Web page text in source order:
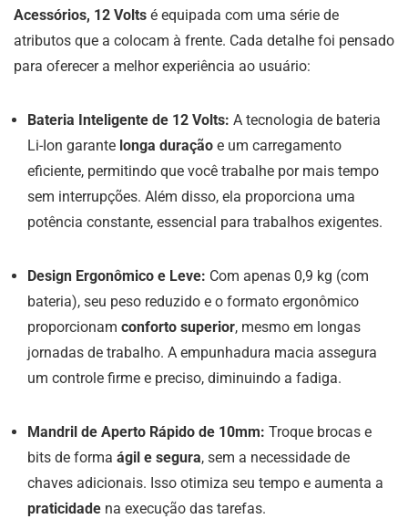
Acessórios, 12 Volts é equipada com uma série de
atributos que a colocam à frente. Cada detalhe foi pensado
para oferecer a melhor experiência ao usuário:
Bateria Inteligente de 12 Volts: A tecnologia de bateria
Li-Ion garante longa duração e um carregamento
eficiente, permitindo que você trabalhe por mais tempo
sem interrupções. Além disso, ela proporciona uma
potência constante, essencial para trabalhos exigentes.
Design Ergonômico e Leve: Com apenas 0,9 kg (com
bateria), seu peso reduzido e o formato ergonômico
proporcionam conforto superior, mesmo em longas
jornadas de trabalho. A empunhadura macia assegura
um controle firme e preciso, diminuindo a fadiga.
Mandril de Aperto Rápido de 10mm: Troque brocas e
bits de forma ágil e segura, sem a necessidade de
chaves adicionais. Isso otimiza seu tempo e aumenta a
praticidade na execução das tarefas.